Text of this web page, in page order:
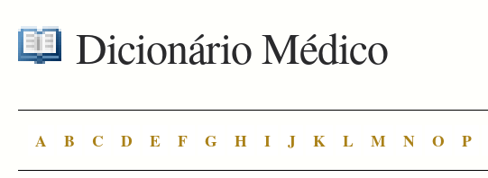
Dicionário Médico
A B C D E F G H I J K L M N O P